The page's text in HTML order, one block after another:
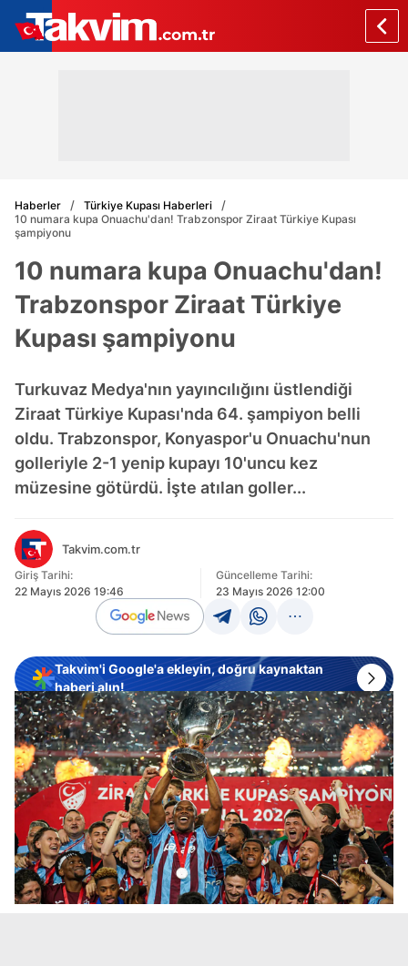
Haberler
Türkiye Kupası Haberleri
10 numara kupa Onuachu'dan! Trabzonspor Ziraat Türkiye Kupası
şampiyonu
10 numara kupa Onuachu'dan!
Trabzonspor Ziraat Türkiye
Kupası şampiyonu
Turkuvaz Medya'nın yayıncılığını üstlendiği
Ziraat Türkiye Kupası'nda 64. şampiyon belli
oldu. Trabzonspor, Konyaspor'u Onuachu'nun
golleriyle 2-1 yenip kupayı 10'uncu kez
müzesine götürdü. İşte atılan goller...
Takvim.com.tr
Giriş Tarihi:
22 Mayıs 2026 19:46
Güncelleme Tarihi:
23 Mayıs 2026 12:00
Takvim'i Google'a ekleyin, doğru kaynaktan
haberi alın!